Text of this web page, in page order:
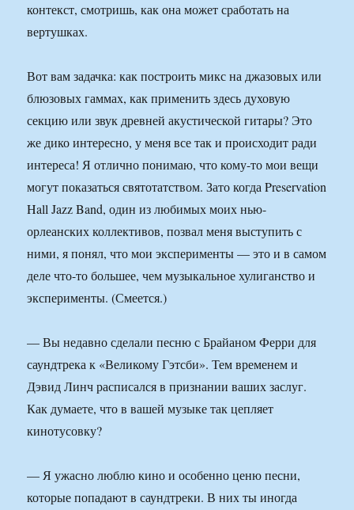
контекст, смотришь, как она может сработать на
вертушках.
Вот вам задачка: как построить микс на джазовых или
блюзовых гаммах, как применить здесь духовую
секцию или звук древней акустической гитары? Это
же дико интересно, у меня все так и происходит ради
интереса! Я отлично понимаю, что кому-то мои вещи
могут показаться святотатством. Зато когда Preservation
Hall Jazz Band, один из любимых моих нью-
орлеанских коллективов, позвал меня выступить с
ними, я понял, что мои эксперименты — это и в самом
деле что-то большее, чем музыкальное хулиганство и
эксперименты. (Смеется.)
— Вы недавно сделали песню с Брайаном Ферри для
саундтрека к «Великому Гэтсби». Тем временем и
Дэвид Линч расписался в признании ваших заслуг.
Как думаете, что в вашей музыке так цепляет
кинотусовку?
— Я ужасно люблю кино и особенно ценю песни,
которые попадают в саундтреки. В них ты иногда